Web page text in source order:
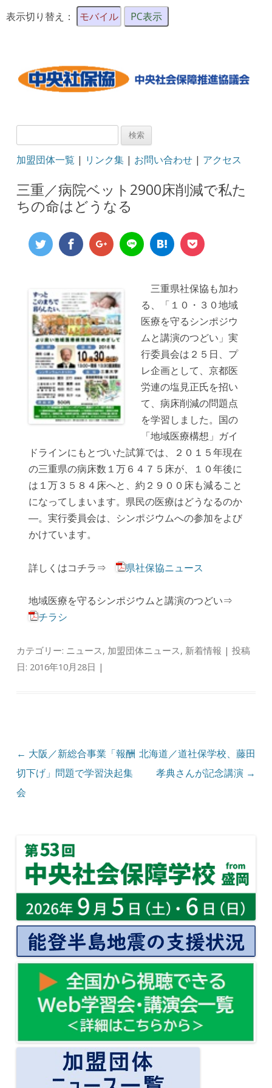
表示切り替え： モバイル PC表示
検
加盟団体一覧 | リンク集 | お問い合わせ | アクセス
三重／病院ベット2900床削減で私た
ちの命はどうなる
三重県社保協も加わ
る、「１０・３０地域
医療を守るシンポジウ
ムと講演のつどい」実
行委員会は２５日、プ
レ企画として、京都医
労連の塩見正氏を招い
て、病床削減の問題点
を学習しました。国の
「地域医療構想」ガイ
ドラインにもとづいた試算では、２０１５年現在
の三重県の病床数１万６４７５床が、１０年後に
は１万３５８４床へと、約２９００床も減ること
になってしまいます。県民の医療はどうなるのか
―。実行委員会は、シンポジウムへの参加をよび
かけています。
詳しくはコチラ⇒ 県社保協ニュース
地域医療を守るシンポジウムと講演のつどい⇒
チラシ
カテゴリー: ニュース , 加盟団体ニュース , 新着情報 | 投稿
日: 2016年10月28日 |
投稿ナビゲーション
← 大阪／新総合事業「報酬
切下げ」問題で学習決起集
会
北海道／道社保学校、藤田
孝典さんが記念講演 →